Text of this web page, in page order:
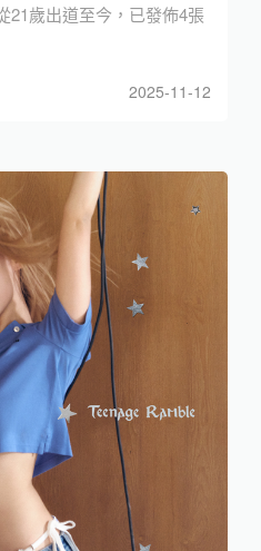
21歲出道至今，已發佈4張
2025-11-12